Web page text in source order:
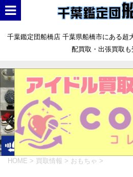
千葉鑑定団船橋店 千葉県船橋市にある
配買取・出張買取も
HOME > 買取情報 > おもちゃ >